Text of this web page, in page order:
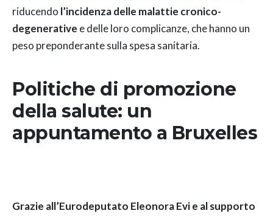
riducendo l’incidenza delle malattie cronico-
degenerative e delle loro complicanze, che hanno un
peso preponderante sulla spesa sanitaria.
Politiche di ​promozione
della salute: un
appuntamento a Bruxelles
Grazie all’Eurodeputato Eleonora Evi e al supporto